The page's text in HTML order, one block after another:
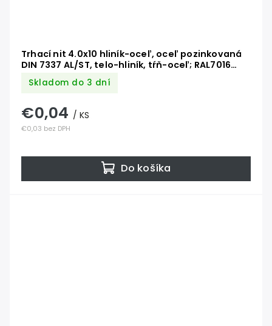
Trhací nit 4.0x10 hliník-oceľ, oceľ pozinkovaná
DIN 7337 AL/ST, telo-hliník, tŕň-oceľ; RAL7016
Skladom do 3 dní
€0,03 bez DPH
€0,04 / KS
Do košíka